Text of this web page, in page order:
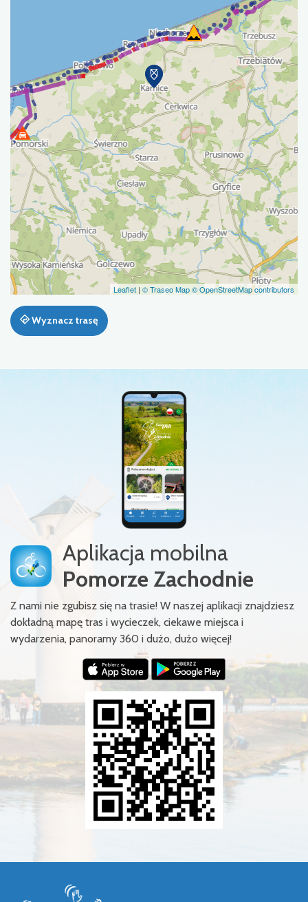
Leaflet | © Traseo Map© OpenStreetMap contributors
Wyznacz trasę
Aplikacja mobilna
Pomorze Zachodnie
Z nami nie zgubisz się na trasie! W naszej aplikacji znajdziesz
dokładną mapę tras i wycieczek, ciekawe miejsca i
wydarzenia, panoramy 360 i dużo, dużo więcej!